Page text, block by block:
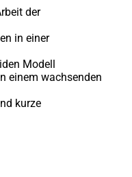
der
in einer
Modell
einem wachsenden
kurze